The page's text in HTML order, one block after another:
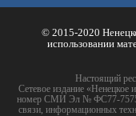
© 2015-2020
использовании
Настоящий
Сетевое издание «Ненецкое
номер СМИ Эл № ФС77-75756
связи, информационных